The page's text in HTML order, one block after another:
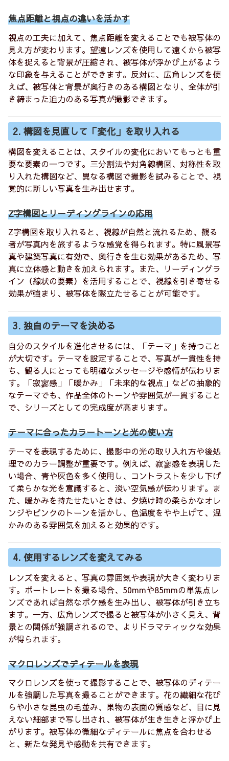
焦点距離と視点の違いを活かす
視点の工夫に加えて、焦点距離を変えることでも被写体の
見え方が変わります。望遠レンズを使用して遠くから被写
体を捉えると背景が圧縮され、被写体が浮かび上がるよう
な印象を与えることができます。反対に、広角レンズを使
えば、被写体と背景が奥行きのある構図となり、全体が引
き締まった迫力のある写真が撮影できます。
2. 構図を見直して「変化」を取り入れる
構図を変えることは、スタイルの変化においてもっとも重
要な要素の一つです。三分割法や対角線構図、対称性を取
り入れた構図など、異なる構図で撮影を試みることで、視
覚的に新しい写真を生み出せます。
Z字構図とリーディングラインの応用
Z字構図を取り入れると、視線が自然と流れるため、観る
者が写真内を旅するような感覚を得られます。特に風景写
真や建築写真に有効で、奥行きを生む効果があるため、写
真に立体感と動きを加えられます。また、リーディングラ
イン（線状の要素）を活用することで、視線を引き寄せる
効果が強まり、被写体を際立たせることが可能です。
3. 独自のテーマを決める
自分のスタイルを進化させるには、「テーマ」を持つこと
が大切です。テーマを設定することで、写真が一貫性を持
ち、観る人にとっても明確なメッセージや感情が伝わりま
す。「寂寥感」「暖かみ」「未来的な視点」などの抽象的
なテーマでも、作品全体のトーンや雰囲気が一貫すること
で、シリーズとしての完成度が高まります。
テーマに合ったカラートーンと光の使い方
テーマを表現するために、撮影中の光の取り入れ方や後処
理でのカラー調整が重要です。例えば、寂寥感を表現した
い場合、青や灰色を多く使用し、コントラストを少し下げ
て柔らかな光を意識すると、淡い空気感が伝わります。ま
た、暖かみを持たせたいときは、夕焼け時の柔らかなオレ
ンジやピンクのトーンを活かし、色温度をやや上げて、温
かみのある雰囲気を加えると効果的です。
4. 使用するレンズを変えてみる
レンズを変えると、写真の雰囲気や表現が大きく変わりま
す。ポートレートを撮る場合、50mmや85mmの単焦点レ
ンズであれば自然なボケ感を生み出し、被写体が引き立ち
ます。一方、広角レンズで撮ると被写体が小さく見え、背
景との関係が強調されるので、よりドラマティックな効果
が得られます。
マクロレンズでディテールを表現
マクロレンズを使って撮影することで、被写体のディテー
ルを強調した写真を撮ることができます。花の繊細な花び
らや小さな昆虫の毛並み、果物の表面の質感など、目に見
えない細部まで写し出され、被写体が生き生きと浮かび上
がります。被写体の微細なディテールに焦点を合わせる
と、新たな発見や感動を共有できます。